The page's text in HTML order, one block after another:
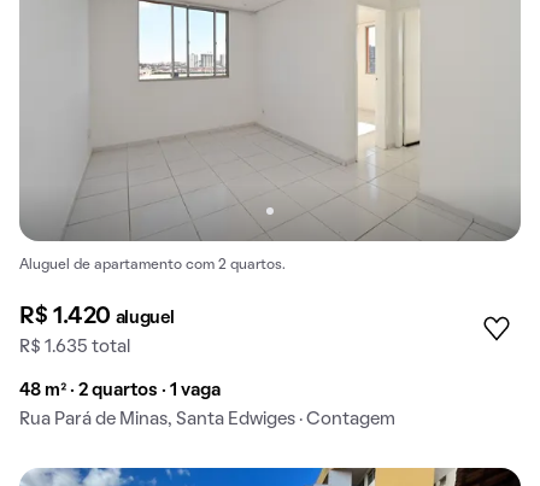
Aluguel de apartamento com 2 quartos.
R$ 1.420 aluguel
R$ 1.635 total
48 m² · 2 quartos · 1 vaga
Rua Pará de Minas, Santa Edwiges · Contagem